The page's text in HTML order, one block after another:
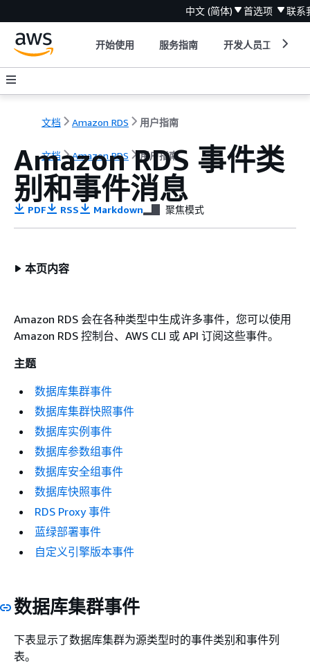
中文 (简体) 首选项 联系
开始使用 服务指南 开发人员工具
文档 Amazon RDS 用户指南
文档 Amazon RDS 用户指南
Amazon RDS 事件类
别和事件消息
PDF RSS Markdown 聚焦模式
本页内容
Amazon RDS 会在各种类型中生成许多事件，您可以使用
Amazon RDS 控制台、AWS CLI 或 API 订阅这些事件。
主题
数据库集群事件
数据库集群快照事件
数据库实例事件
数据库参数组事件
数据库安全组事件
数据库快照事件
RDS Proxy 事件
蓝绿部署事件
自定义引擎版本事件
数据库集群事件
下表显示了数据库集群为源类型时的事件类别和事件列
表。